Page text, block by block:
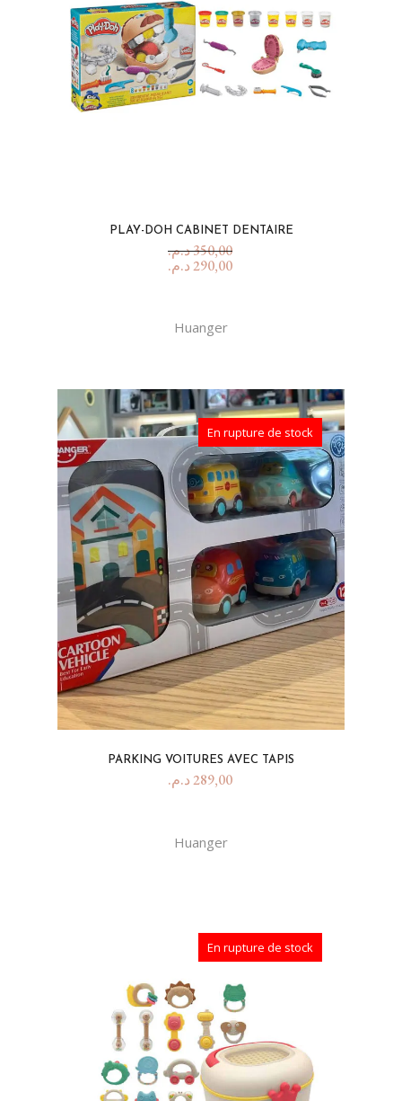
PLAY-DOH CABINET DENTAIRE
350,00د.م.
290,00د.م.
Huanger
En rupture de stock
PARKING VOITURES AVEC TAPIS
289,00د.م.
Huanger
En rupture de stock